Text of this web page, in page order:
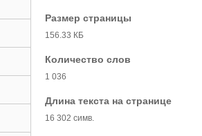
Размер страницы
156.33 КБ
Количество слов
1 036
Длина текста на странице
16 302 симв.